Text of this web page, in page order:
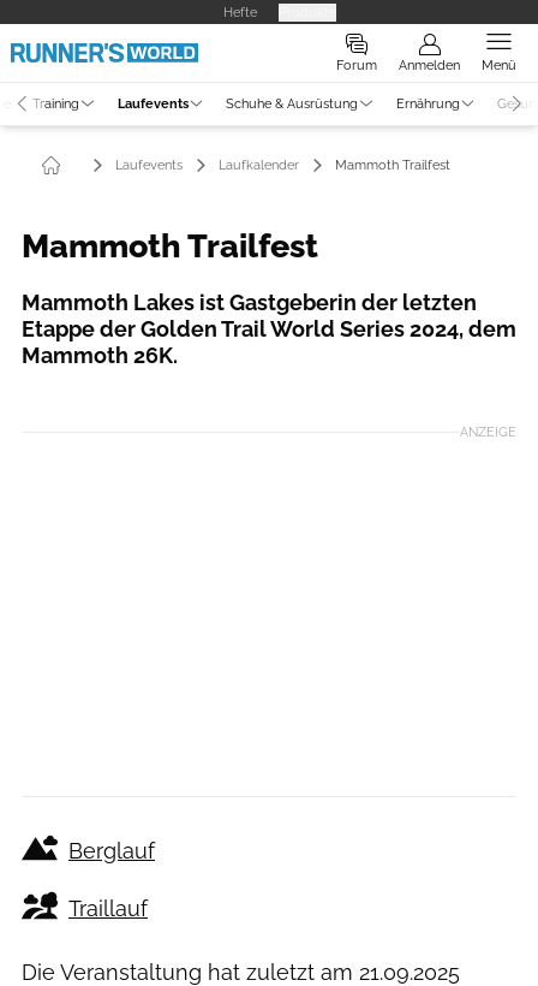
Hefte
Forum Anmelden Menü
Training Laufevents Schuhe & Ausrüstung Ernährung
Laufevents Laufkalender Mammoth Trailfest
Mammoth Trailfest
Mammoth Lakes ist Gastgeberin der letzten
Etappe der Golden Trail World Series 2024, dem
Mammoth 26K.
ANZEIGE
Berglauf
Traillauf
Die Veranstaltung hat zuletzt am 21.09.2025